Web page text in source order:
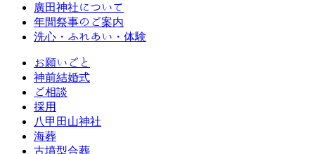
廣田神社について
年間祭事のご案内
洗心・ふれあい・体験
お願いごと
神前結婚式
ご相談
採用
八甲田山神社
海葬
古墳型合葬